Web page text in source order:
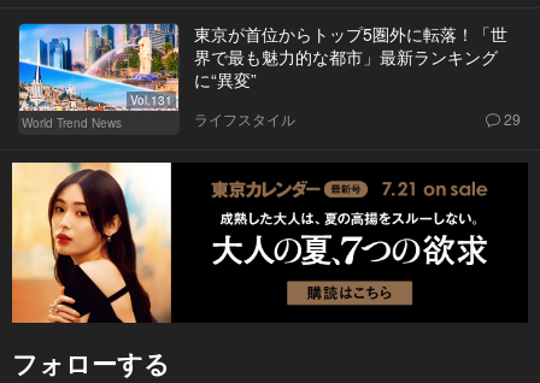
Vol.131
World Trend News
東京が首位からトップ5圏外に転落！「世
界で最も魅力的な都市」最新ランキング
に“異変”
ライフスタイル 29
フォローする